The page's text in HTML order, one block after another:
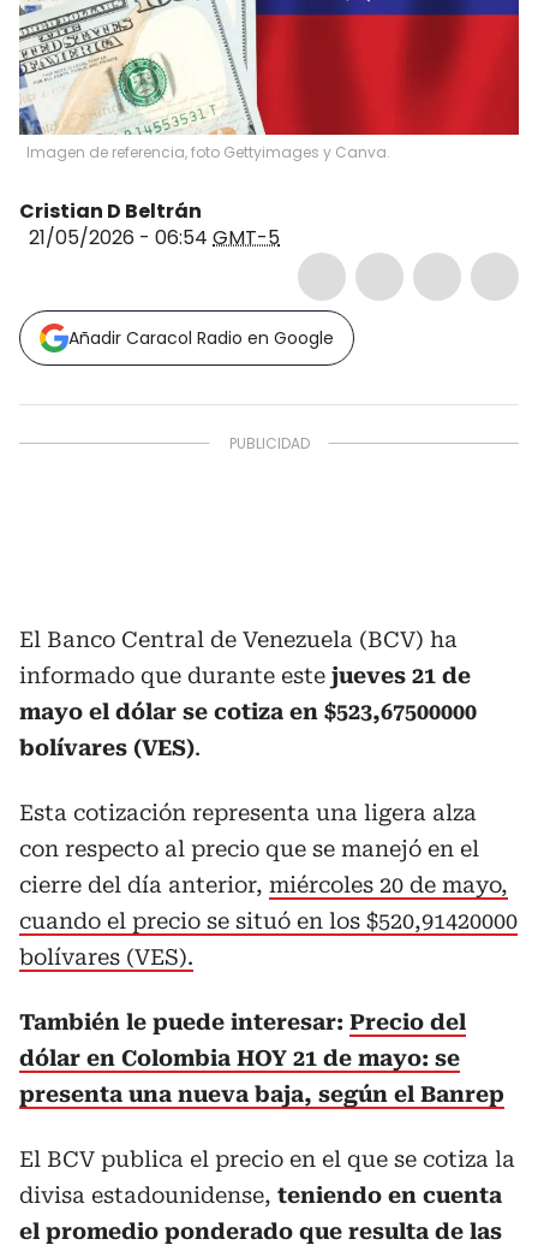
Imagen de referencia, foto Gettyimages y Canva.
Cristian D Beltrán
21/05/2026 - 06:54 GMT-5
Añadir Caracol Radio en Google
El Banco Central de Venezuela (BCV) ha
informado que durante este jueves 21 de
mayo el dólar se cotiza en $523,67500000
bolívares (VES).
Esta cotización representa una ligera alza
con respecto al precio que se manejó en el
cierre del día anterior, miércoles 20 de mayo,
cuando el precio se situó en los $520,91420000
bolívares (VES).
También le puede interesar: Precio del
dólar en Colombia HOY 21 de mayo: se
presenta una nueva baja, según el Banrep
El BCV publica el precio en el que se cotiza la
divisa estadounidense, teniendo en cuenta
el promedio ponderado que resulta de las